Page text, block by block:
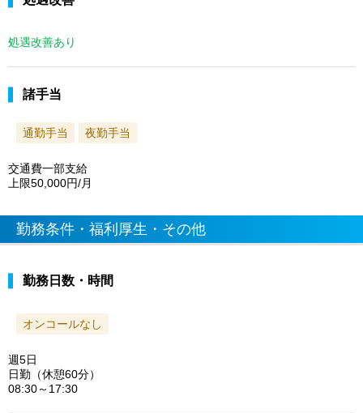
処遇改善あり
諸手当
通勤手当 夜勤手当
交通費一部支給
上限50,000円/月
勤務条件・福利厚生・その他
勤務日数・時間
オンコールなし
週5日
日勤（休憩60分）
08:30～17:30